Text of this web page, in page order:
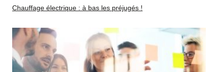
Chauffage électrique : à bas les préjugés !